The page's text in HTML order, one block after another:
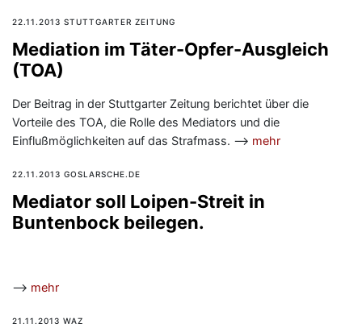
22.11.2013 STUTTGARTER ZEITUNG
Mediation im Täter-Opfer-Ausgleich
(TOA)
Der Beitrag in der Stuttgarter Zeitung berichtet über die
Vorteile des TOA, die Rolle des Mediators und die
Einflußmöglichkeiten auf das Strafmass. —> mehr
22.11.2013 GOSLARSCHE.DE
Mediator soll Loipen-Streit in
Buntenbock beilegen.
—> mehr
21.11.2013 WAZ